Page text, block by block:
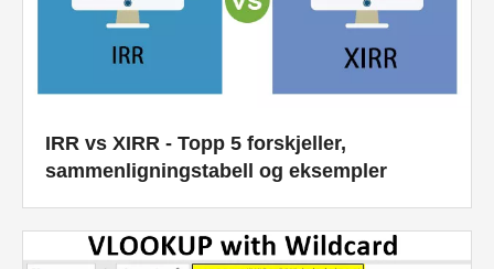
IRR vs XIRR - Topp 5 forskjeller,
sammenligningstabell og eksempler